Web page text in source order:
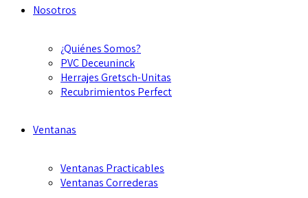
Nosotros
¿Quiénes Somos?
PVC Deceuninck
Herrajes Gretsch-Unitas
Recubrimientos Perfect
Ventanas
Ventanas Practicables
Ventanas Correderas